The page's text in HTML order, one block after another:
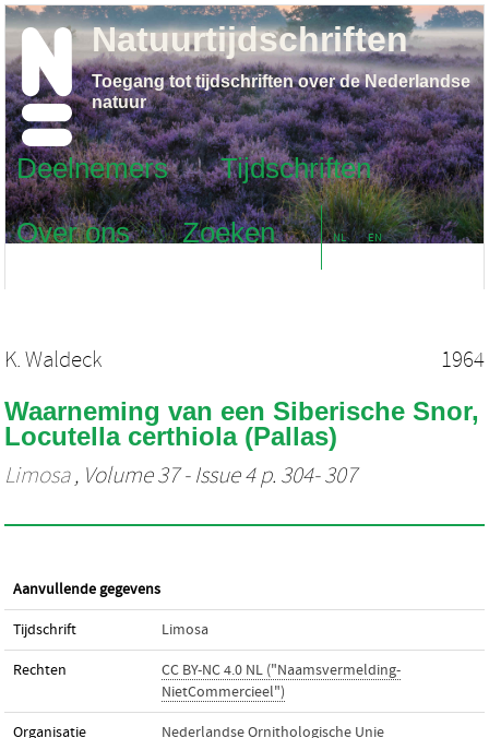
Deelnemers
Tijdschriften
Over ons
Zoeken NL EN
Natuurtijdschriften
Toegang tot tijdschriften over de Nederlandse
natuur
K. Waldeck 1964
Waarneming van een Siberische Snor,
Locutella certhiola (Pallas)
Limosa, Volume 37 - Issue 4 p. 304- 307
Aanvullende gegevens
Tijdschrift Limosa
Rechten
CC BY-NC 4.0 NL ("Naamsvermelding-
NietCommercieel")
Organisatie Nederlandse Ornithologische Unie